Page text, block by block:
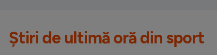
Știri de ultimă oră din sport